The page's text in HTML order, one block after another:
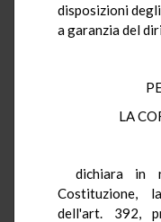
disposizioni
a garanzia del
LA
dichiara in
Costituzione,
dell'art. 392,